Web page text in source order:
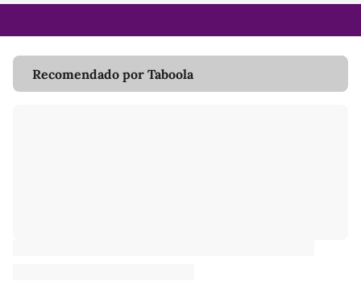
Recomendado por Taboola